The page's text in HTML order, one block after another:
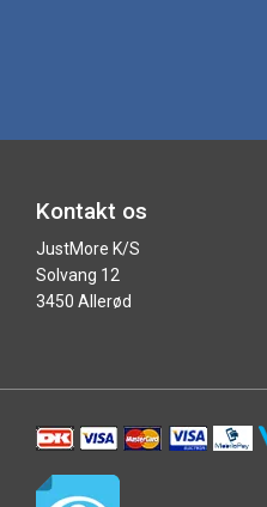
Kontakt os
JustMore K/S
Solvang 12
3450 Allerød